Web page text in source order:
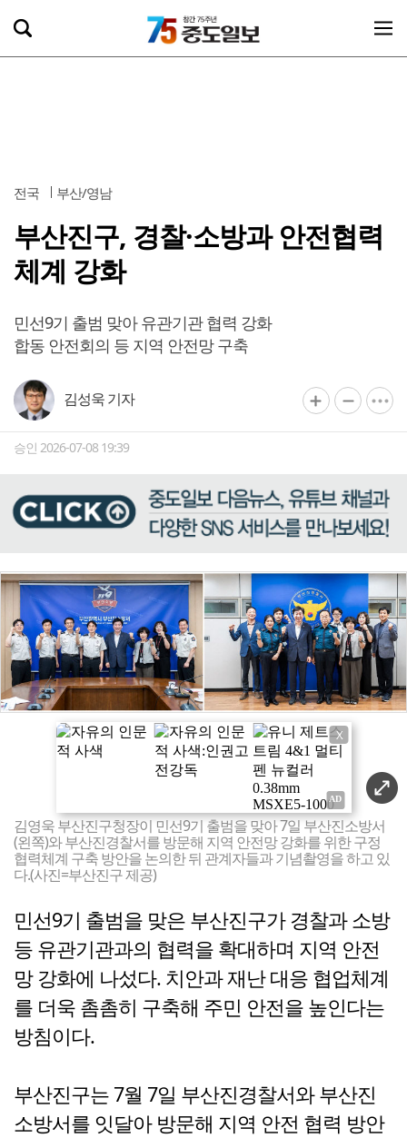
전국 부산/영남
부산진구, 경찰·소방과 안전협력
체계 강화
민선9기 출범 맞아 유관기관 협력 강화
합동 안전회의 등 지역 안전망 구축
김성욱 기자
승인 2026-07-08 19:39
X
김영욱 부산진구청장이 민선9기 출범을 맞아 7일 부산진소방서
(왼쪽)와 부산진경찰서를 방문해 지역 안전망 강화를 위한 구정
협력체계 구축 방안을 논의한 뒤 관계자들과 기념촬영을 하고 있
다.(사진=부산진구 제공)
민선9기 출범을 맞은 부산진구가 경찰과 소방
등 유관기관과의 협력을 확대하며 지역 안전
망 강화에 나섰다. 치안과 재난 대응 협업체계
를 더욱 촘촘히 구축해 주민 안전을 높인다는
방침이다.
부산진구는 7월 7일 부산진경찰서와 부산진
소방서를 잇달아 방문해 지역 안전 협력 방안